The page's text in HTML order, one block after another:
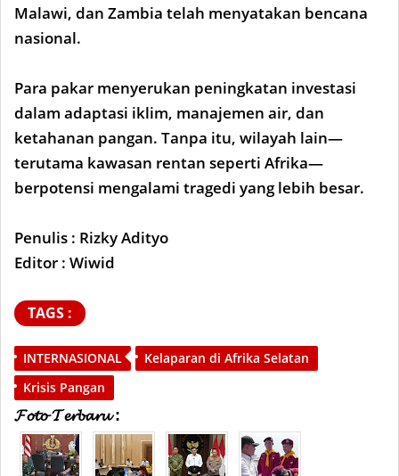
Malawi, dan Zambia telah menyatakan bencana
nasional.
Para pakar menyerukan peningkatan investasi
dalam adaptasi iklim, manajemen air, dan
ketahanan pangan. Tanpa itu, wilayah lain—
terutama kawasan rentan seperti Afrika—
berpotensi mengalami tragedi yang lebih besar.
Penulis : Rizky Adityo
Editor : Wiwid
TAGS :
INTERNASIONAL
Kelaparan di Afrika Selatan
Krisis Pangan
𝓕𝓸𝓽𝓸 𝓣𝓮𝓻𝓫𝓪𝓻𝓾 :